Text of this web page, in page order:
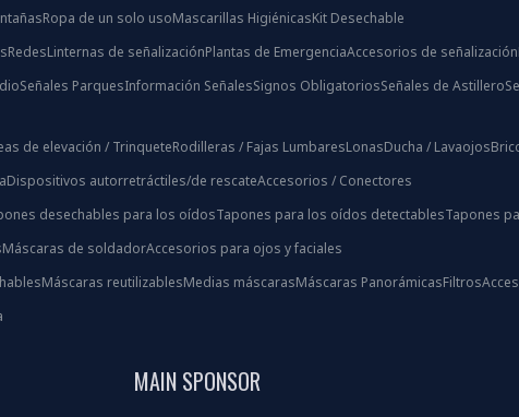
Ropa de un solo usoMascarillas HigiénicasKit Desechable
RedesLinternas de señalizaciónPlantas de EmergenciaAccesorios de señalización
Señales ParquesInformación SeñalesSignos ObligatoriosSeñales de Astillero
de elevación / TrinqueteRodilleras / Fajas LumbaresLonasDucha / Lavaojos
Dispositivos autorretráctiles/de rescateAccesorios / Conectores
desechables para los oídosTapones para los oídos detectablesTapones
Máscaras de soldadorAccesorios para ojos y faciales
Máscaras reutilizablesMedias máscarasMáscaras PanorámicasFiltros
MAIN SPONSOR